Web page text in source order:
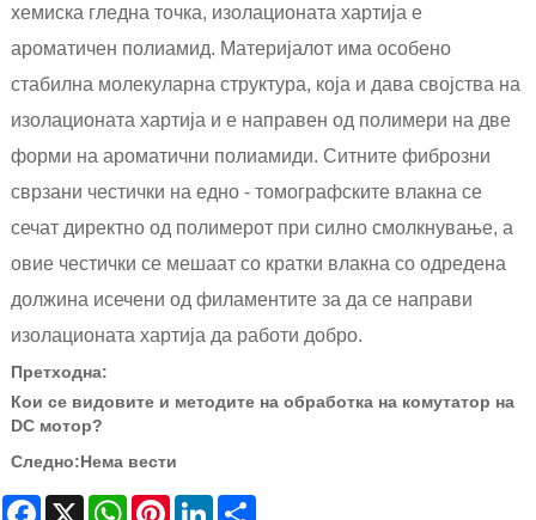
хемиска гледна точка, изолационата хартија е
ароматичен полиамид. Материјалот има особено
стабилна молекуларна структура, која и дава својства на
изолационата хартија и е направен од полимери на две
форми на ароматични полиамиди. Ситните фиброзни
сврзани честички на едно - томографските влакна се
сечат директно од полимерот при силно смолкнување, а
овие честички се мешаат со кратки влакна со одредена
должина исечени од филаментите за да се направи
изолационата хартија да работи добро.
Претходна:
Кои се видовите и методите на обработка на комутатор на
DC мотор?
Следно:Нема вести
Facebook
X WhatsAppPinterestLinkedIn